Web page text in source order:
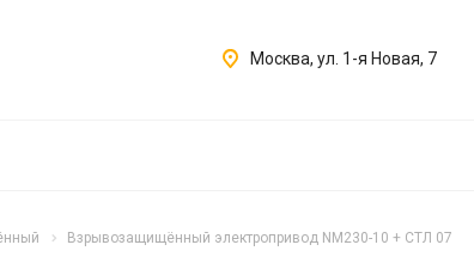
Москва, ул. 1-я Новая, 7
Взрывозащищённый электропривод NM230-10 + СТЛ 07